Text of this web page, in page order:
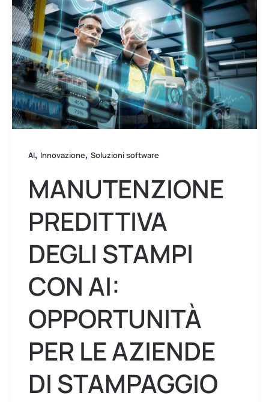
AI, Innovazione, Soluzioni software
MANUTENZIONE
PREDITTIVA
DEGLI STAMPI
CON AI:
OPPORTUNITÀ
PER LE AZIENDE
DI STAMPAGGIO
degli
stampi
con
AI:
opportunità
per
le
aziende